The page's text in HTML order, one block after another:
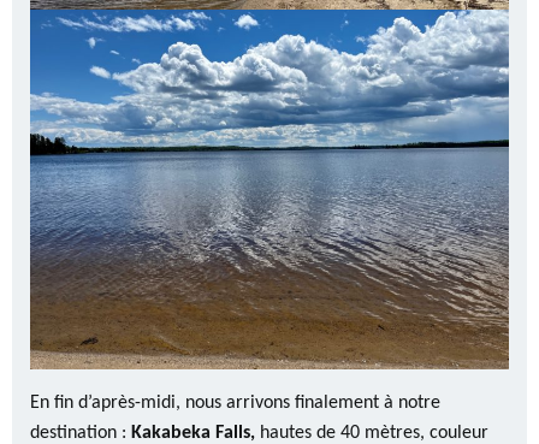
En fin d’après-midi, nous arrivons finalement à notre
destination : Kakabeka Falls, hautes de 40 mètres, couleur